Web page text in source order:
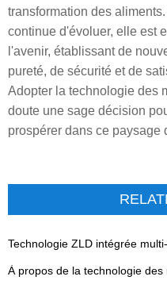
transformation des
continue d'évoluer, elle est
l'avenir, établissant de
pureté, de sécurité et de
Adopter la technologie des
doute une sage décision
prospérer dans ce paysage
À propos de la technologie